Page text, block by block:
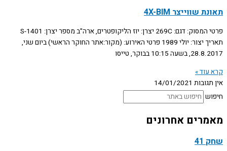
תאונת שווייצר 4X-BIM
פרטי המסוק: דגם: 269C יצרן: יוז הליקופטרים, ארה"ב מספר יצרן: S-1401
תאריך יצור: יולי 1989 פרטי האירוע: (מקור:אתר החוקר הראשי) ביום שני,
28.8.2017, בשעה 10:15 בבוקר, טייסו
קרא עוד »
אין תגובות 14/01/2021
חיפוש
מאמרים אחרונים
שחק 41